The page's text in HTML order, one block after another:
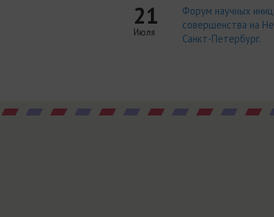
21
Июля
Форум научных
совершенства на
Санкт-Петербург.